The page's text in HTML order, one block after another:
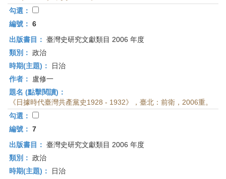
勾選：
編號： 6
出版書目： 臺灣史研究文獻類目 2006 年度
類別： 政治
時期(主題)：
日治
作者：
盧修一
題名 (點擊閱讀)：
《日據時代臺灣共產黨史1928 - 1932》，臺北：前衛，2006重。
勾選：
編號： 7
出版書目： 臺灣史研究文獻類目 2006 年度
類別： 政治
時期(主題)：
日治